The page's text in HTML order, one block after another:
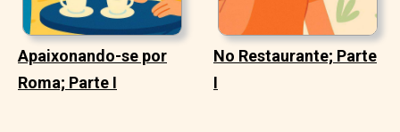
Apaixonando-se por
Roma; Parte I
No Restaurante; Parte
I